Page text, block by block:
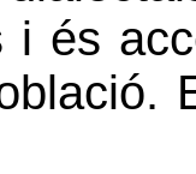
i és